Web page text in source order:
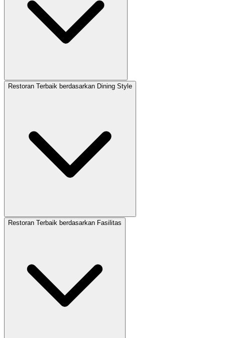
Restoran Terbaik berdasarkan Dining Style
Restoran Terbaik berdasarkan Fasilitas